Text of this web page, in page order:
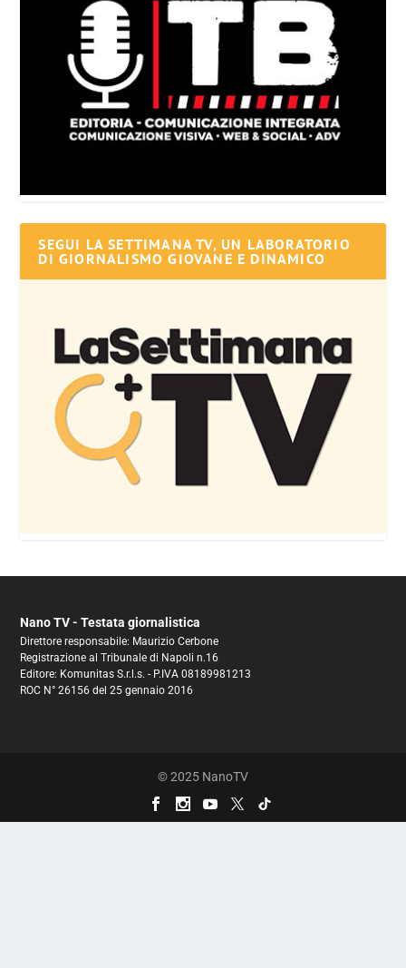
SEGUI LA SETTIMANA TV, UN LABORATORIO
DI GIORNALISMO GIOVANE E DINAMICO
Nano TV - Testata giornalistica
Direttore responsabile: Maurizio Cerbone
Registrazione al Tribunale di Napoli n.16
Editore: Komunitas S.r.l.s. - P.IVA 08189981213
ROC N° 26156 del 25 gennaio 2016
© 2025 NanoTV